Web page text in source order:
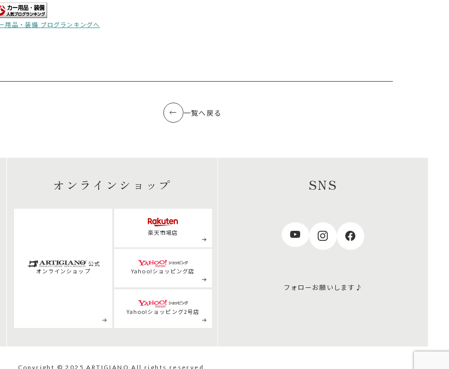
用品・装備 ブログランキングへ
一覧へ戻る
オンラインショップ
公式
オンラインショップ
楽天市場店
Yahoo!ショッピング店
Yahoo!ショッピング2号店
SNS
フォローお願いします♪
Copyright © 2025 ARTIGIANO All rights reserved.